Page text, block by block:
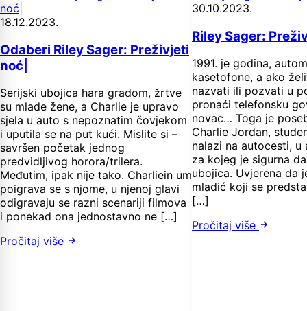
18.12.2023.
Odaberi Riley Sager: Preživjeti
noć|
Serijski ubojica hara gradom, žrtve
su mlade žene, a Charlie je upravo
sjela u auto s nepoznatim čovjekom
i uputila se na put kući. Mislite si –
savršen početak jednog
predvidljivog horora/trilera.
Međutim, ipak nije tako. Charliein um
poigrava se s njome, u njenoj glavi
odigravaju se razni scenariji filmova
i ponekad ona jednostavno ne […]
Pročitaj više
30.10.2023.
Riley Sager:
1991. je godina,
kasetofone, a ako
nazvati ili pozvati u
pronaći telefonsku
novac… Toga je
Charlie Jordan,
nalazi na autocesti, u
za kojeg je sigurna
ubojica. Uvjerena da
mladić koji se
[…]
Pročitaj više